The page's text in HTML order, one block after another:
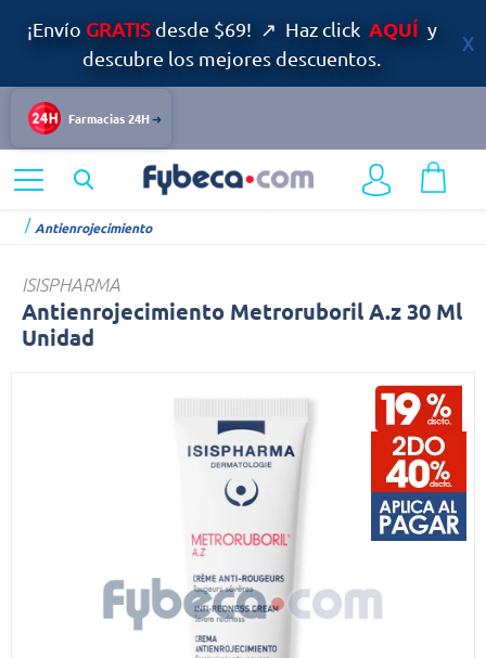
¡Envío GRATISdesde $69! ↗ Haz click AQUÍ y
descubre los mejores descuentos.
Farmacias 24H
Dermocosmética
Cuidado Especializado del Rostro
Antienrojecimiento
ISISPHARMA
Antienrojecimiento Metroruboril A.z 30 Ml
Unidad